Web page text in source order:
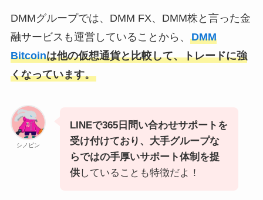
DMMグループでは、DMM FX、DMM株と言った金
融サービスも運営していることから、 DMM
Bitcoinは他の仮想通貨と比較して、トレードに強
くなっています。
シノビン
LINEで365日問い合わせサポートを
受け付けており、大手グループな
らではの手厚いサポート体制を提
供していることも特徴だよ！